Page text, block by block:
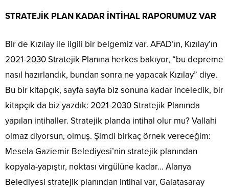
STRATEJİK PLAN KADAR İNTİHAL RAPORUMUZ VAR
Bir de Kızılay ile ilgili bir belgemiz var. AFAD’ın, Kızılay’ın
2021-2030 Stratejik Planına herkes bakıyor, “bu depreme
nasıl hazırlandık, bundan sonra ne yapacak Kızılay” diye.
Bu bir kitapçık, sayfa sayfa biz sonuna kadar inceledik, bir
kitapçık da biz yazdık: 2021-2030 Stratejik Planında
yapılan intihaller. Stratejik planda intihal olur mu? Vallahi
olmaz diyorsun, olmuş. Şimdi birkaç örnek vereceğim:
Mesela Gaziemir Belediyesi’nin stratejik planından
kopyala-yapıştır, noktası virgülüne kadar… Alanya
Belediyesi stratejik planından intihal var, Galatasaray